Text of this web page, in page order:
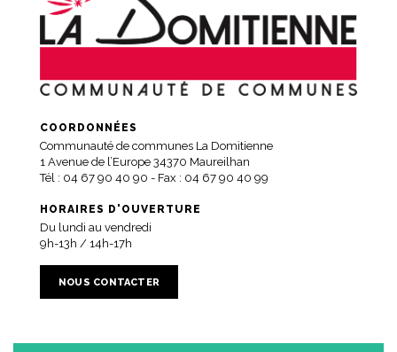
COORDONNÉES
Communauté de communes La Domitienne
1 Avenue de l’Europe 34370 Maureilhan
Tél : 04 67 90 40 90 - Fax : 04 67 90 40 99
HORAIRES D'OUVERTURE
Du lundi au vendredi
9h-13h / 14h-17h
NOUS CONTACTER